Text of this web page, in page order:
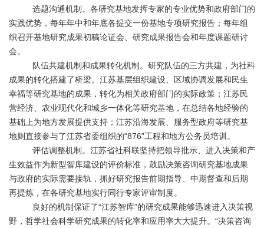
选题沟通机制。各研究基地发挥专家的专业优势和政府部门的
实践优势，每年年中和年底各提交一份基地专项研究报告；每年组
织召开基地研究成果初稿论证会、研究成果报告会和年度课题研讨
会。
队伍共建机制和成果转化机制。研究队伍的三方共建，为社科
成果的转化搭建了桥梁。江苏基层组织建设、区域协调发展和民生
幸福等研究基地的成果，转化为相关政府部门的实际政策；江苏民
营经济、农业现代化和城乡一体化等研究基地，在总结各地经验的
基础上为地方发展提供支持；江苏沿海发展、服务型政府等研究基
地则直接参与了江苏省委组织的“876”工程和地方公务员培训。
评估调整机制。江苏省社科联坚持把领导批示、进入决策和产
生效益作为新型智库建设的评价标准，鼓励决策咨询研究基地成果
与政府的实际需要接轨，抓好研究报告前期指导、中期督查和后期
再提炼，在各研究基地实行同行专家评审制度。
良好的机制保证了“江苏智库”的研究成果能够迅速进入决策视
野，哲学社会科学研究成果的转化率和应用率大大提升。“决策咨询